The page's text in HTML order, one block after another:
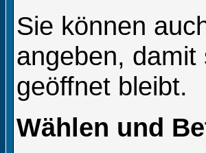
Sie können
angeben,
geöffnet bleibt.
Wählen und